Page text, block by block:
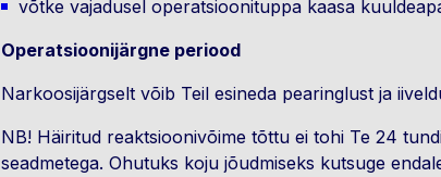
võtke vajadusel operatsioonituppa kaasa
Operatsioonijärgne periood
Narkoosijärgselt võib Teil esineda pearinglust ja
NB! Häiritud reaktsioonivõime tõttu ei tohi Te 24
seadmetega. Ohutuks koju jõudmiseks kutsuge